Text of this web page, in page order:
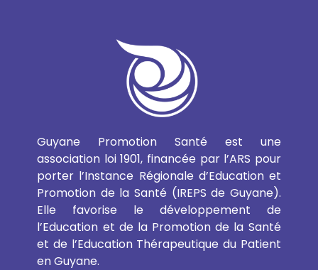
Guyane Promotion Santé est une
association loi 1901, financée par l’ARS pour
porter l’Instance Régionale d’Education et
Promotion de la Santé (IREPS de Guyane).
Elle favorise le développement de
l’Education et de la Promotion de la Santé
et de l’Education Thérapeutique du Patient
en Guyane.